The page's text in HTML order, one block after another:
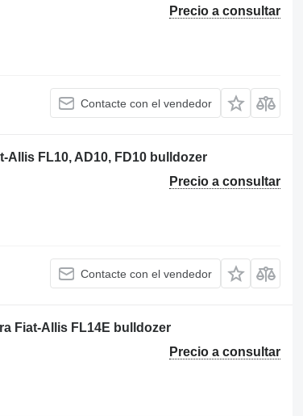
Precio a consultar
Contacte con el vendedor
Allis FL10, AD10, FD10 bulldozer
Precio a consultar
Contacte con el vendedor
Fiat-Allis FL14E bulldozer
Precio a consultar